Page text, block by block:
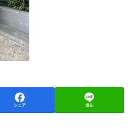
シェア 送る